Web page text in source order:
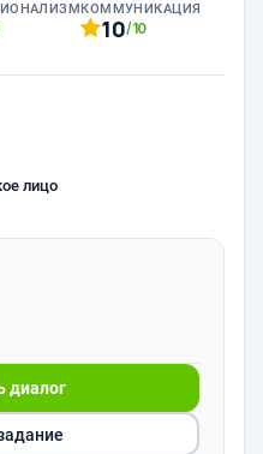
КОММУНИКАЦИЯ
10/10
лицо
диалог